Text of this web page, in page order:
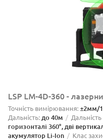
LSP LM-4D-360 -
Точність вимірювання:±2мм/
Дальність:до 40м
горизонталі 360°, дві
акумулятор Li-Ion Клас